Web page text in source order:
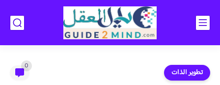
تطوير الذات
0